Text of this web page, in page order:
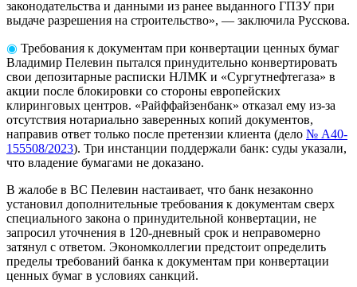
законодательства и данными из ранее выданного ГПЗУ при
выдаче разрешения на строительство», — заключила Русскова.
◉ Требования к документам при конвертации ценных бумаг
Владимир Пелевин пытался принудительно конвертировать
свои депозитарные расписки НЛМК и «Сургутнефтегаза» в
акции после блокировки со стороны европейских
клиринговых центров. «Райффайзенбанк» отказал ему из-за
отсутствия нотариально заверенных копий документов,
направив ответ только после претензии клиента (дело № А40-
155508/2023). Три инстанции поддержали банк: суды указали,
что владение бумагами не доказано.
В жалобе в ВС Пелевин настаивает, что банк незаконно
установил дополнительные требования к документам сверх
специального закона о принудительной конвертации, не
запросил уточнения в 120-дневный срок и неправомерно
затянул с ответом. Экономколлегии предстоит определить
пределы требований банка к документам при конвертации
ценных бумаг в условиях санкций.